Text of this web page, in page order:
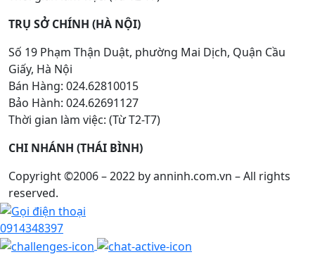
TRỤ SỞ CHÍNH (HÀ NỘI)
Số 19 Phạm Thận Duật, phường Mai Dịch, Quận Cầu
Giấy, Hà Nội
Bán Hàng: 024.62810015
Bảo Hành: 024.62691127
Thời gian làm việc: (Từ T2-T7)
CHI NHÁNH (THÁI BÌNH)
Copyright ©2006 – 2022 by anninh.com.vn – All rights
reserved.
0914348397